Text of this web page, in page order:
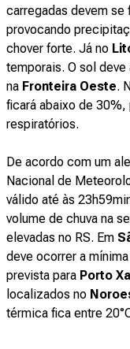
carregadas devem se
provocando
chover forte. Já no
temporais. O sol
na Fronteira Oeste.
ficará abaixo de 30%,
respiratórios.
De acordo com um
Nacional de
válido até às
volume de chuva na
elevadas no RS. Em
deve ocorrer a
prevista para Porto
localizados no
térmica fica entre